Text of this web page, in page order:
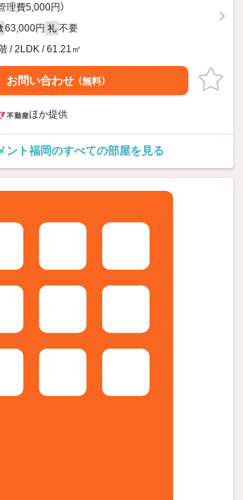
管理費5,000円）
63,000円 礼 不要
/ 2LDK / 61.21㎡
お問い合わせ （無料）
ほか提供
ント福岡のすべての部屋を見る